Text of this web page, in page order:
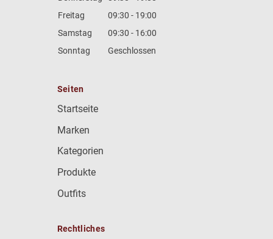
Freitag
09:30 - 19:00
Samstag
09:30 - 16:00
Sonntag
Geschlossen
Seiten
Startseite
Marken
Kategorien
Produkte
Outfits
Rechtliches